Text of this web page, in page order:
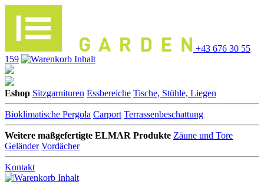
+43 676 30 55
159
Eshop Sitzgarnituren Essbereiche Tische, Stühle, Liegen
Bioklimatische Pergola Carport Terrassenbeschattung
Weitere maßgefertigte ELMAR Produkte Zäune und Tore
Geländer Vordächer
Kontakt